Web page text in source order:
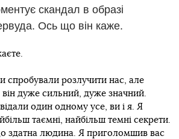
скандал в образі
Ось що він каже.
спробували розлучити нас, але
дуже сильний, дуже значний.
один одному усе, ви і я. Я
таємні, найбільш темні секрети.
здатна людина. Я приголомшив вас